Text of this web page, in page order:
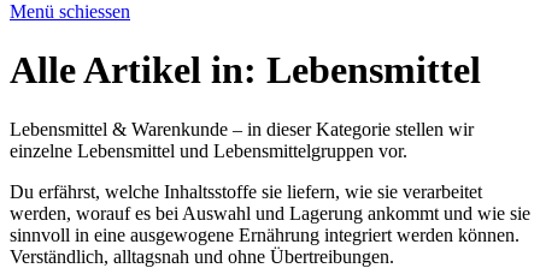
Menü schiessen
Alle Artikel in: Lebensmittel
Lebensmittel & Warenkunde – in dieser Kategorie stellen wir
einzelne Lebensmittel und Lebensmittelgruppen vor.
Du erfährst, welche Inhaltsstoffe sie liefern, wie sie verarbeitet
werden, worauf es bei Auswahl und Lagerung ankommt und wie sie
sinnvoll in eine ausgewogene Ernährung integriert werden können.
Verständlich, alltagsnah und ohne Übertreibungen.